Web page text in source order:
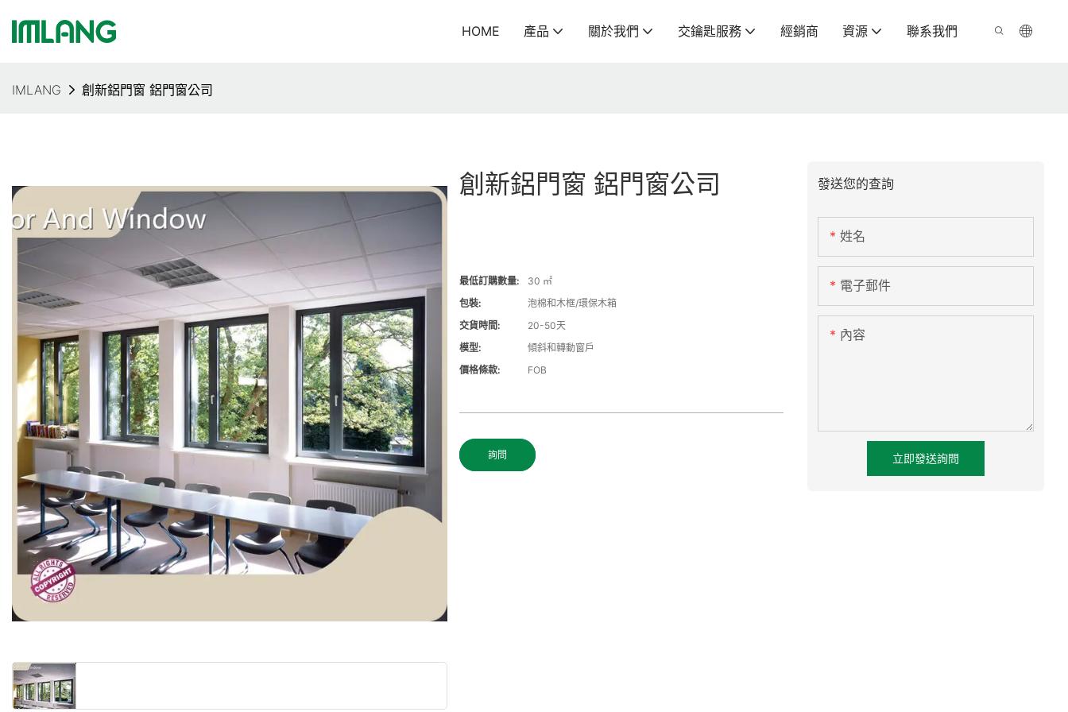
HOME 產品 關於我們 交鑰匙服務 經銷商 資源 聯系我們
IMLANG 創新鋁門窗 鋁門窗公司
創新鋁門窗 鋁門窗公司
最低訂購數量:
30 ㎡
包裝:
泡棉和木框/環保木箱
交貨時間:
20-50天
模型:
傾斜和轉動窗戶
價格條款:
FOB
詢問
發送您的查詢
姓名
電子郵件
內容
立即發送詢問